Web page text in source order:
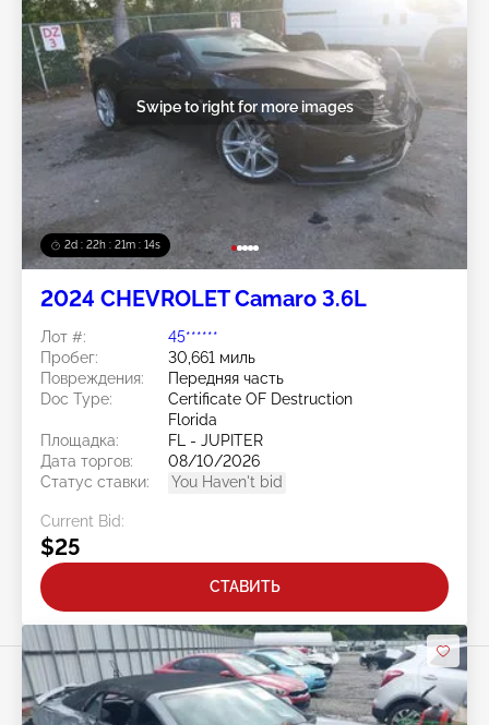
2d : 22h : 21m : 11s
Swipe to right for more images
2024 CHEVROLET Camaro 3.6L
Лот #:
45******
Пробег:
30,661 миль
Повреждения:
Передняя часть
Doc Type:
Certificate OF Destruction
Florida
Площадка:
FL - JUPITER
Дата торгов:
08/10/2026
Статус ставки:
You Haven't bid
Current Bid:
$25
СТАВИТЬ